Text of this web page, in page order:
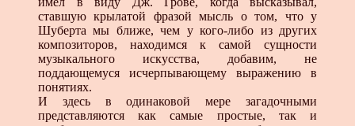
ставшую крылатой фразой мысль о том, что у
Шуберта мы ближе, чем у кого-либо из других
композиторов, находимся к самой сущности
музыкального искусства, добавим, не
поддающемуся исчерпывающему выражению в
понятиях.
И здесь в одинаковой мере загадочными
представляются как самые простые, так и